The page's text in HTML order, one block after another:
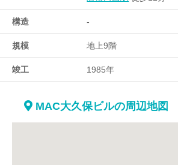
構造 -
規模 地上9階
竣工 1985年
MAC大久保ビルの周辺地図